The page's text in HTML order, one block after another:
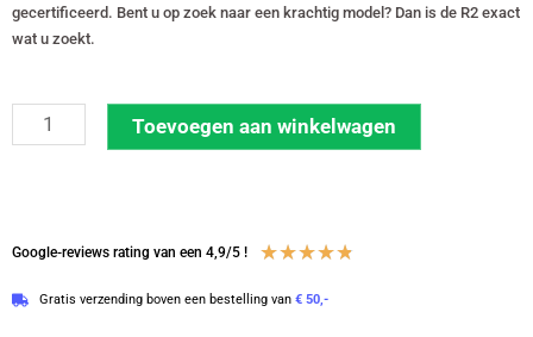
gecertificeerd. Bent u op zoek naar een krachtig model? Dan is de R2 exact
wat u zoekt.
Motorola
R2
portofoon
lader
Toevoegen aan winkelwagen
Google-reviews rating van een 4,9/5 ! ★★★★★
Gratis verzending boven een bestelling van € 50,-